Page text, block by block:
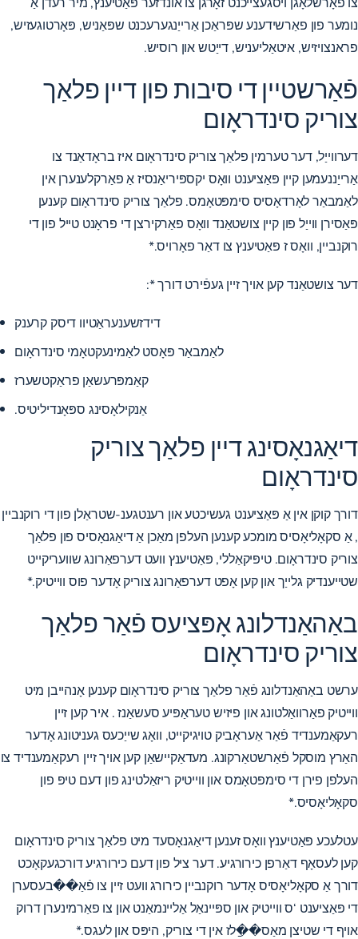
נומער פון פאַרשידענע שפּראַכן אַרייַנגערעכנט שפּאַניש, פּאָרטוגעזיש,
פראנצויזיש, איטאַליעניש, דייַטש און רוסיש.
פֿאַרשטיין די סיבות פון דיין פלאַך
צוריק סינדראָום
דערווייַל, דער טערמין פלאַך צוריק סינדראָום איז בראָדאַנד צו
אַרייַננעמען קיין פּאַציענט וואָס יקספּיריאַנסיז אַ פאַרקלענערן אין
לאַמבאַר לאָרדאָסיס סימפּטאָמס. פלאַך צוריק סינדראָום קענען
פּאַסירן ווייַל פון קיין צושטאַנד וואָס פאַרקירצן די פראָנט טייל פון די
רוקנביין, וואָס ז פּאַטיענץ צו דאַר פאָרויס.*
דער צושטאַנד קען אויך זיין געפֿירט דורך *:
דידזשענעראַטיוו דיסק קרענק
לאַמבאַר פּאָסט לאַמינעקטאָמי סינדראָום
קאַמפּרעשאַן פראַקטשערז
אַנקילאָסינג ספּאָנדיליטיס.
דיאַגנאָסינג דיין פלאַך צוריק
סינדראָום
דורך קוקן אין אַ פּאַציענט געשיכטע און רענטגענ-שטראַלן פון די רוקנביין
, אַ סקאָליאָסיס מומכע קענען העלפן מאַכן אַ דיאַגנאָסיס פון פלאַך
צוריק סינדראָום. טיפּיקאַללי, פּאַטיענץ וועט דערפאַרונג שוועריקייט
שטייענדיק גלייַך און קען אָפט דערפאַרונג צוריק אָדער פוס ווייטיק.*
באַהאַנדלונג אָפּציעס פֿאַר פלאַך
צוריק סינדראָום
ערשט באַהאַנדלונג פֿאַר פלאַך צוריק סינדראָום קענען אָנהייבן מיט
ווייטיק פאַרוואַלטונגאון פיזיש טעראַפּיע סעשאַנז. איר קען זיין
רעקאַמענדיד פֿאַר אַעראָביק טויגיקייט, וואָג שייַכעס געניטונג אָדער
האַרץ מוסקל פֿאַרשטאַרקונג. מעדאַקיישאַן קען אויך זיין רעקאַמענדיד צו
העלפן פירן די סימפּטאָמס און ווייטיק ריזאַלטינג פון דעם טיפּ פון
סקאָליאָסיס.*
עטלעכע פּאַטיענץ וואָס זענען דיאַגנאָסעד מיט פלאַך צוריק סינדראָום
קען לעסאָף דאַרפן כירורגיע. דער ציל פון דעם כירורגיע דורכגעקאָכט
דורך אַ סקאָליאָסיס אָדער רוקנביין כירורגוועט זיין צו פֿאַ��בעסערן
די פּאַציענט ‘ס ווייטיק און ספּיינאַל אַליינמאַנט און צו פאַרמינערן דרוק
אויף די שטיצן מאַס��ַלז אין די צוריק, היפּס און לעגס.*